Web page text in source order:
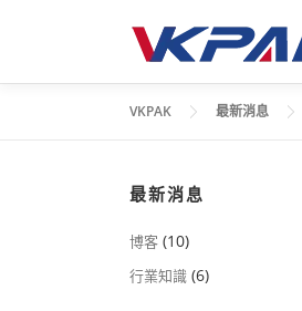
要
VKPAK 最新消息
最新消息
博客 (10)
行業知識 (6)